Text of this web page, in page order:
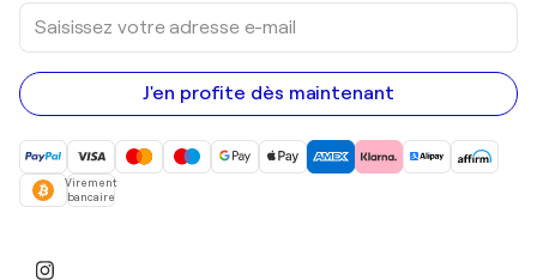
Saisissez
votre
adresse
e-
mail
J'en profite dès maintenant
Virement
bancaire